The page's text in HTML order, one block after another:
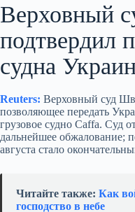
Верховный
подтвердил
судна
Reuters: Верховный суд
позволяющее передать
грузовое судно Caffa. Суд
дальнейшее обжалование;
августа стало
Читайте также: Как
господство в небе